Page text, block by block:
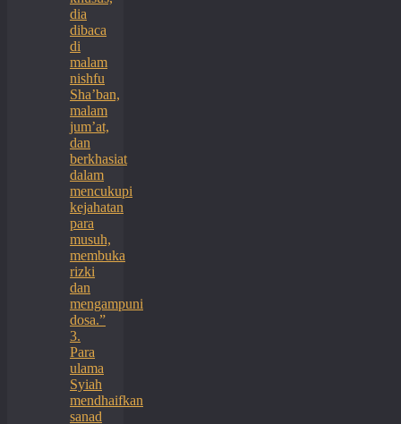
dia
dibaca
di
malam
nishfu
Sha’ban,
malam
jum’at,
dan
berkhasiat
dalam
mencukupi
kejahatan
para
musuh,
membuka
rizki
dan
mengampuni
dosa.”
3.
Para
ulama
Syiah
mendhaifkan
sanad